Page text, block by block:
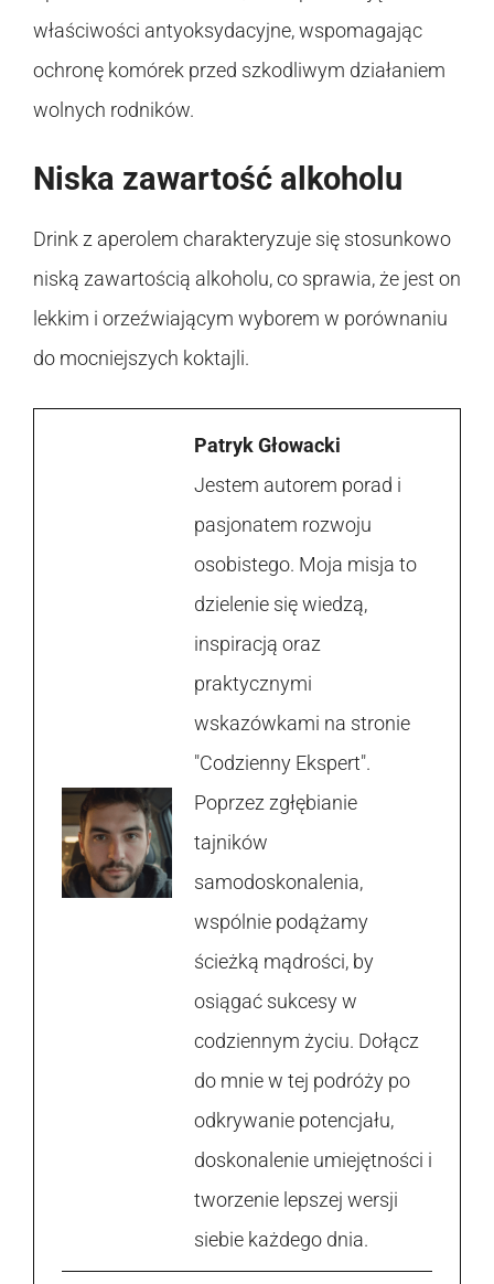
właściwości antyoksydacyjne, wspomagając
ochronę komórek przed szkodliwym działaniem
wolnych rodników.
Niska zawartość alkoholu
Drink z aperolem charakteryzuje się stosunkowo
niską zawartością alkoholu, co sprawia, że jest on
lekkim i orzeźwiającym wyborem w porównaniu
do mocniejszych koktajli.
Patryk Głowacki
Jestem autorem porad i
pasjonatem rozwoju
osobistego. Moja misja to
dzielenie się wiedzą,
inspiracją oraz
praktycznymi
wskazówkami na stronie
"Codzienny Ekspert".
Poprzez zgłębianie
tajników
samodoskonalenia,
wspólnie podążamy
ścieżką mądrości, by
osiągać sukcesy w
codziennym życiu. Dołącz
do mnie w tej podróży po
odkrywanie potencjału,
doskonalenie umiejętności i
tworzenie lepszej wersji
siebie każdego dnia.